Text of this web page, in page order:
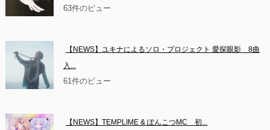
63件のビュー
【NEWS】ユキナによるソロ・プロジェクト 愛探眼影　8曲
入...
61件のビュー
【NEWS】TEMPLIME & ぽんこつMC　初...